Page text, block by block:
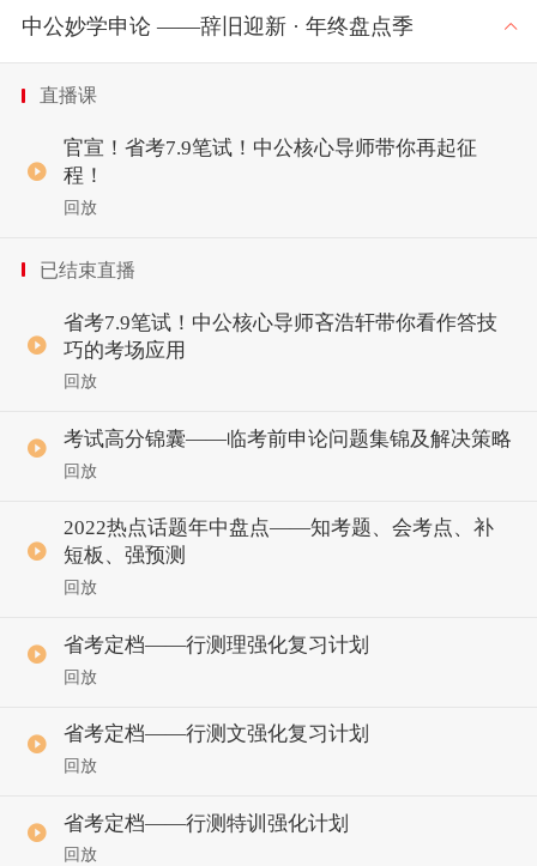
中公妙学申论 ——辞旧迎新 · 年终盘点季
直播课
官宣！省考7.9笔试！中公核心导师带你再起征
程！
回放
已结束直播
省考7.9笔试！中公核心导师吝浩轩带你看作答技
巧的考场应用
回放
考试高分锦囊——临考前申论问题集锦及解决策略
回放
2022热点话题年中盘点——知考题、会考点、补
短板、强预测
回放
省考定档——行测理强化复习计划
回放
省考定档——行测文强化复习计划
回放
省考定档——行测特训强化计划
回放